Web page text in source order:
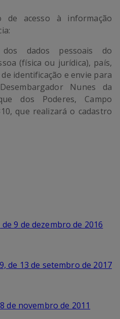
de acesso à informação
dados pessoais do
(física ou jurídica), país,
identificação e envie para
Nunes da
dos Poderes, Campo
que realizará o cadastro
9 de dezembro de 2016
de 13 de setembro de 2017
de novembro de 2011